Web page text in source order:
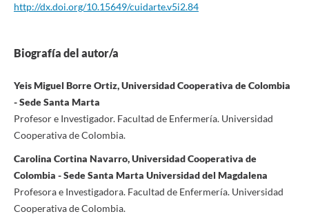
http://dx.doi.org/10.15649/cuidarte.v5i2.84
Biografía del autor/a
Yeis Miguel Borre Ortiz, Universidad Cooperativa de Colombia
- Sede Santa Marta
Profesor e Investigador. Facultad de Enfermería. Universidad
Cooperativa de Colombia.
Carolina Cortina Navarro, Universidad Cooperativa de
Colombia - Sede Santa Marta Universidad del Magdalena
Profesora e Investigadora. Facultad de Enfermería. Universidad
Cooperativa de Colombia.